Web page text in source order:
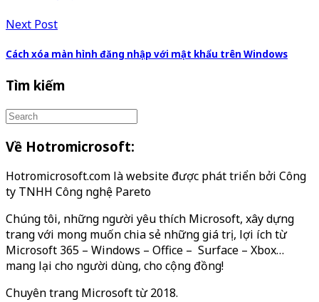
Next Post
Cách xóa màn hình đăng nhập với mật khẩu trên Windows
Tìm kiếm
Về Hotromicrosoft:
Hotromicrosoft.com là website được phát triển bởi Công
ty TNHH Công nghệ Pareto
Chúng tôi, những người yêu thích Microsoft, xây dựng
trang với mong muốn chia sẻ những giá trị, lợi ích từ
Microsoft 365 – Windows – Office – Surface – Xbox…
mang lại cho người dùng, cho cộng đồng!
Chuyên trang Microsoft từ 2018.